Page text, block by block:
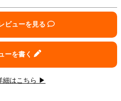
ビューを見る
ーを書く
細はこちら ▶